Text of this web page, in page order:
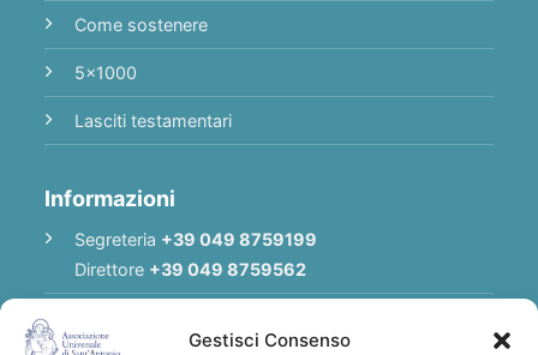
Gestisci Consenso
Come sostenere
5x1000
Lasciti testamentari
Informazioni
Segreteria +39 049 8759199
Direttore +39 049 8759562